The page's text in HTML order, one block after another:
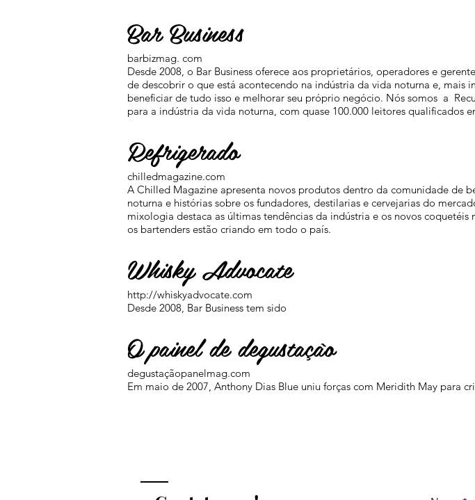
Bar Business
barbizmag. com
Desde 2008, o Bar Business oferece aos proprietários, operadores e
de descobrir o que está acontecendo na indústria da vida noturna e, mais
beneficiar de tudo isso e melhorar seu próprio negócio. Nós somos a
para a indústria da vida noturna, com quase 100.000 leitores qualificados
Refrigerado
chilledmagazine.com
A Chilled Magazine apresenta novos produtos dentro da comunidade de
noturna e histórias sobre os fundadores, destilarias e cervejarias do
mixologia destaca as últimas tendências da indústria e os novos coquetéis
os bartenders estão criando em todo o país.
Whisky Advocate
http://whiskyadvocate.com
Desde 2008, Bar Business tem sido
O painel de degustação
degustaçãopanelmag.com
Em maio de 2007, Anthony Dias Blue uniu forças com Meridith May para